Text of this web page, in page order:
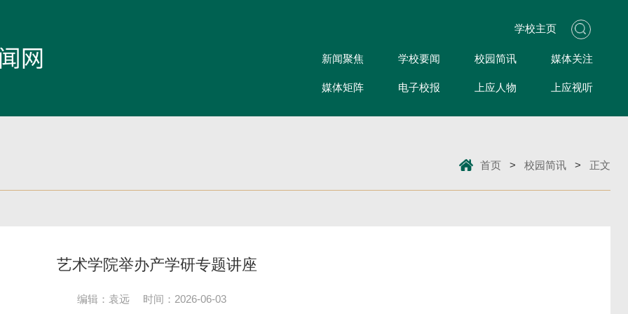
学校主页
新闻聚焦 学校要闻 校园简讯 媒体关注
媒体矩阵 电子校报 上应人物 上应视听
首页> 校园简讯> 正文
艺术学院举办产学研专题讲座
编辑：袁远 时间：2026-06-03